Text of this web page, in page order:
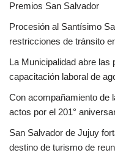
Premios San Salvador
Procesión al Santísimo
restricciones de tránsito
La Municipalidad abre las
capacitación laboral de
Con acompañamiento de
actos por el 201°
San Salvador de Jujuy
destino de turismo de